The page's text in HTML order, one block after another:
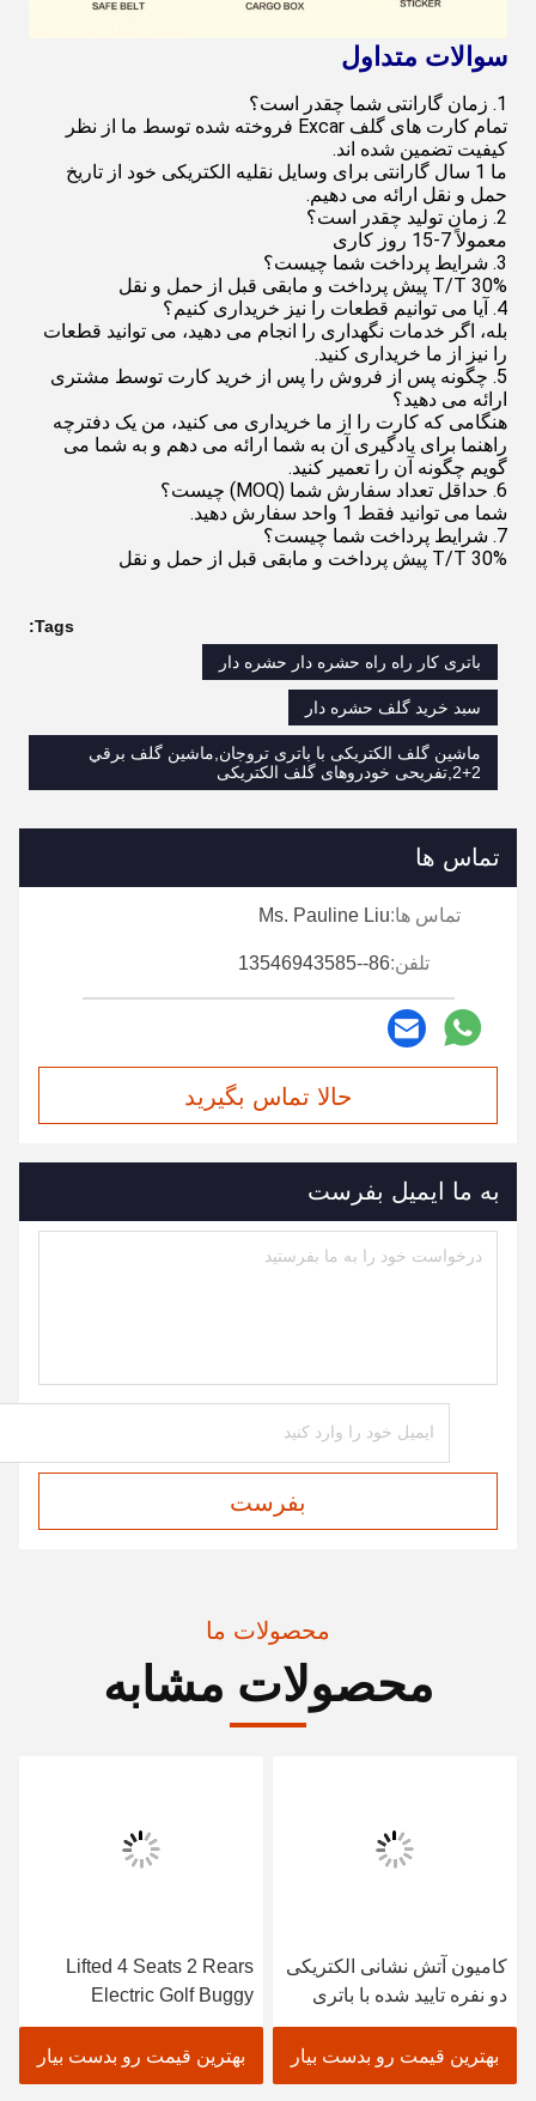
سوالات متداول
1. زمان گارانتی شما چقدر است؟
تمام کارت های گلف Excar فروخته شده توسط ما از نظر
کیفیت تضمین شده اند.
ما 1 سال گارانتی برای وسایل نقلیه الکتریکی خود از تاریخ
حمل و نقل ارائه می دهیم.
2. زمان تولید چقدر است؟
معمولاً 7-15 روز کاری
3. شرایط پرداخت شما چیست؟
T/T 30% پیش پرداخت و مابقی قبل از حمل و نقل
4. آیا می توانیم قطعات را نیز خریداری کنیم؟
بله، اگر خدمات نگهداری را انجام می دهید، می توانید قطعات
را نیز از ما خریداری کنید.
5. چگونه پس از فروش را پس از خرید کارت توسط مشتری
ارائه می دهید؟
هنگامی که کارت را از ما خریداری می کنید، من یک دفترچه
راهنما برای یادگیری آن به شما ارائه می دهم و به شما می
گویم چگونه آن را تعمیر کنید.
6. حداقل تعداد سفارش شما (MOQ) چیست؟
شما می توانید فقط 1 واحد سفارش دهید.
7. شرایط پرداخت شما چیست؟
T/T 30% پیش پرداخت و مابقی قبل از حمل و نقل
Tags:
باتری کار راه راه حشره دار حشره دار
سبد خرید گلف حشره دار
ماشین گلف الکتریکی با باتری تروجان,ماشين گلف برقي
2+2,تفریحی خودروهای گلف الکتریکی
تماس ها
تماس ها:Ms. Pauline Liu
تلفن:86--13546943585
حالا تماس بگیرید
به ما ایمیل بفرست
بفرست
محصولات ما
محصولات مشابه
کامیون آتش نشانی الکتریکی
دو نفره تایید شده با باتری
تروجان
بهترین قیمت رو بدست بیار
Lifted 4 Seats 2 Rears
Electric Golf Buggy
Lithium Battery
Accessories
Customizable
بهترین قیمت رو بدست بیار